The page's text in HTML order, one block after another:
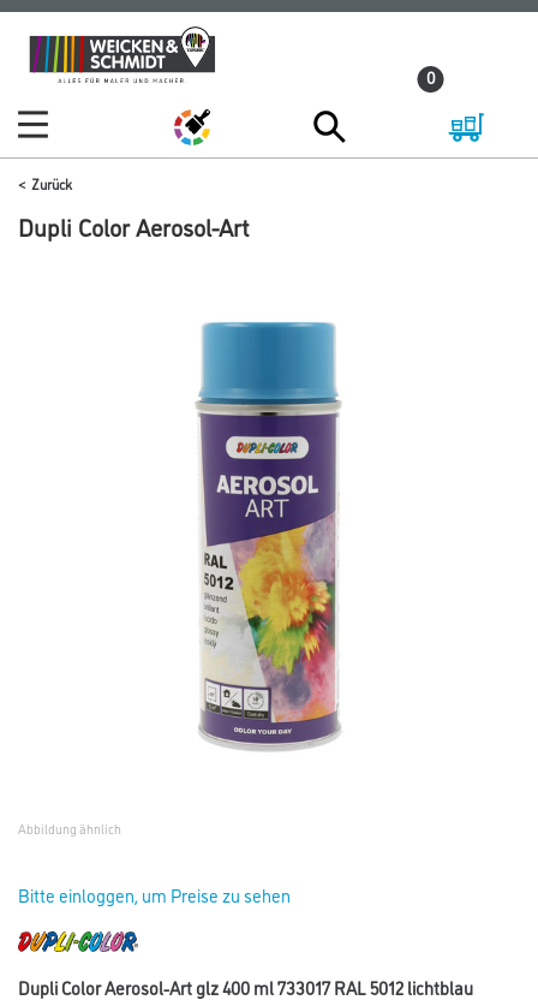
Zum
Inhalt
Zum
Navigationsmenü
0
Zurück
Dupli Color Aerosol-Art
Abbildung ähnlich
Bitte einloggen, um Preise zu sehen
Dupli Color Aerosol-Art glz 400 ml 733017 RAL 5012 lichtblau